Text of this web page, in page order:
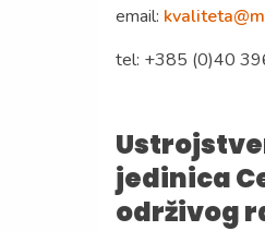
email:
tel: +385 (0)40
jedinica
održivog